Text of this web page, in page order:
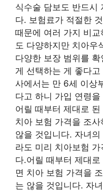
식수술 담보도 반드시
다. 보험료가 적절한
때문에 여러 가지 비
도 다양하지만 치아우
다양한 보장 범위를
게 선택하는 게 좋다
사에서는 만 6세 이상
다고 하니 가입 연령
어릴 때부터 제대로
치아 보험 가격을 조
않을 것입니다. 자녀
라도 미리 치아보험
다.어릴 때부터 제대
면 치아 보험 가격을
는 않을 것입니다. 자